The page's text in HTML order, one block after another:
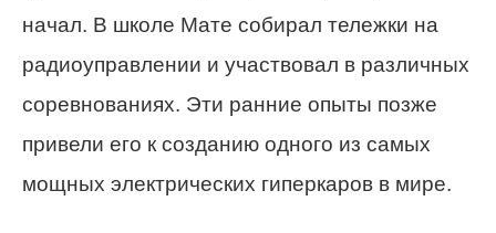
начал. В школе Мате собирал тележки на
радиоуправлении и участвовал в различных
соревнованиях. Эти ранние опыты позже
привели его к созданию одного из самых
мощных электрических гиперкаров в мире.